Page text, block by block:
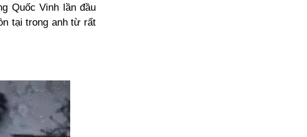
Quốc Vinh lần đầu
tại trong anh từ rất